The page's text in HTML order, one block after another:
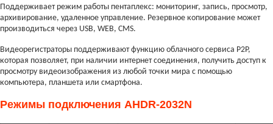
Поддерживает режим работы пентаплекс: мониторинг, запись, просмотр,
архивирование, удаленное управление. Резервное копирование может
производиться через USB, WEB, CMS.
Видеорегистраторы поддерживают функцию облачного сервиса P2P,
которая позволяет, при наличии интернет соединения, получить доступ к
просмотру видеоизображения из любой точки мира с помощью
компьютера, планшета или смартфона.
Режимы подключения AHDR-2032N